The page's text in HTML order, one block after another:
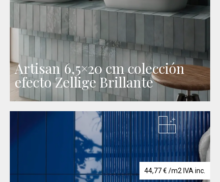
Artisan 6,5×20 cm colección
efecto Zellige Brillante
44,77€ /m2 IVA inc.